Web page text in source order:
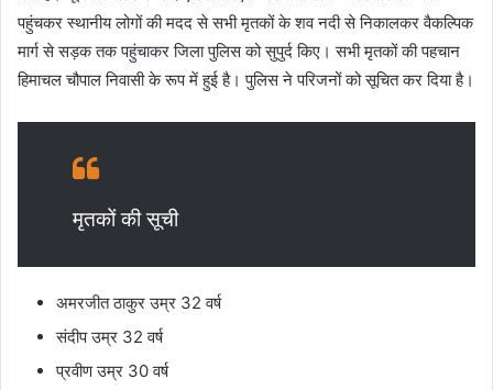
पहुंचकर स्थानीय लोगों की मदद से सभी मृतकों के शव नदी से निकालकर वैकल्पिक
मार्ग से सड़क तक पहुंचाकर जिला पुलिस को सुपुर्द किए। सभी मृतकों की पहचान
हिमाचल चौपाल निवासी के रूप में हुई है। पुलिस ने परिजनों को सूचित कर दिया है।
मृतकों की सूची
अमरजीत ठाकुर उम्र 32 वर्ष
संदीप उम्र 32 वर्ष
प्रवीण उम्र 30 वर्ष